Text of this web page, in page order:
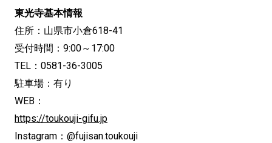
東光寺基本情報
住所：山県市小倉618-41
受付時間：9:00～17:00
TEL：0581-36-3005
駐車場：有り
WEB：
https://toukouji-gifu.jp
Instagram：@fujisan.toukouji